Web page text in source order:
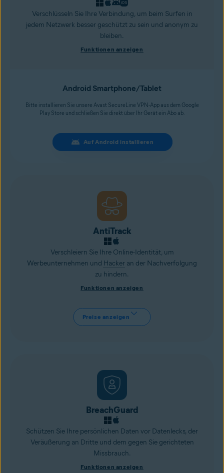
Verschlüsseln Sie Ihre Verbindung, um beim Surfen in
jedem Netzwerk besser geschützt zu sein und anonym zu
bleiben.
Funktionen anzeigen
Android Smartphone/Tablet
Bitte installieren Sie unsere Avast SecureLine VPN-App aus dem Google
Play Store und schließen Sie direkt über Ihr Gerät ein Abo ab.
Auf Android installieren
AntiTrack
Verschleiern Sie Ihre Online-Identität, um
Werbeunternehmen und Hacker an der Nachverfolgung
zu hindern.
Funktionen anzeigen
Preise anzeigen
BreachGuard
Schützen Sie Ihre persönlichen Daten vor Datenlecks, der
Veräußerung an Dritte und dem gegen Sie gerichteten
Missbrauch.
Funktionen anzeigen